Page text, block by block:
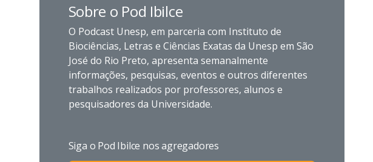
Sobre o Pod Ibilce
O Podcast Unesp, em parceria com Instituto de
Biociências, Letras e Ciências Exatas da Unesp em São
José do Rio Preto, apresenta semanalmente
informações, pesquisas, eventos e outros diferentes
trabalhos realizados por professores, alunos e
pesquisadores da Universidade.
Siga o Pod Ibilce nos agregadores